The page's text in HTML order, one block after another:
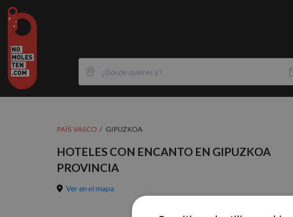
PAÍS VASCO GIPUZKOA
HOTELES CON ENCANTO EN GIPUZKOA
PROVINCIA
Ver en el mapa